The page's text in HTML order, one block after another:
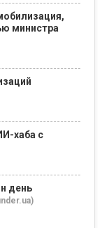
министра
хаба с
день